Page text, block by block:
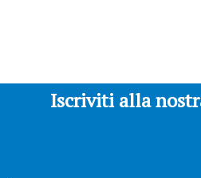
Iscriviti alla